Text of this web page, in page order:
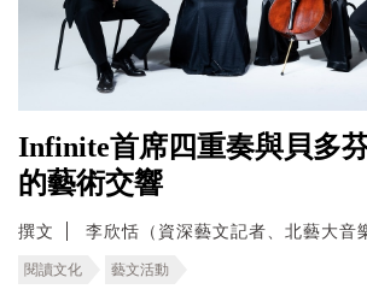
Infinite首席四重奏與貝多
的藝術交響
撰文 李欣恬（資深藝文記者、北藝大音
閱讀文化 藝文活動